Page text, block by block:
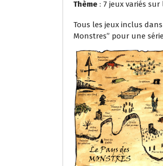
Thème : 7 jeux variés
Tous les jeux inclus
Monstres” pour une